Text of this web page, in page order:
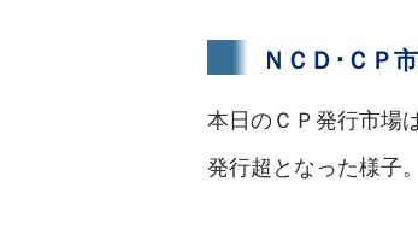
ＮＣＤ･ＣＰ
本日のＣＰ発行市場
発行超となった様子